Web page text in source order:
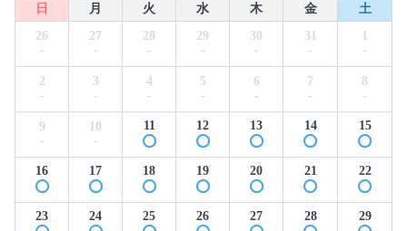
日 月 火 水 木 金
土
26
-
27
-
28
-
29
-
30
-
31
-
1
-
2
-
3
-
4
-
5
-
6
-
7
-
8
-
9
-
10
-
11 12 13 14 15
16 17 18 19 20 21 22
23 24 25 26 27 28 29